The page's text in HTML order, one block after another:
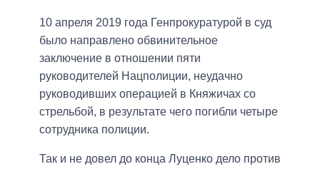
10 апреля 2019 года Генпрокуратурой в суд
было направлено обвинительное
заключение в отношении пяти
руководителей Нацполиции, неудачно
руководивших операцией в Княжичах со
стрельбой, в результате чего погибли четыре
сотрудника полиции.
Так и не довел до конца Луценко дело против